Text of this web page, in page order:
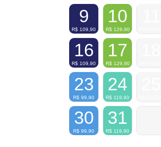
9
R$ 109,90
10
R$ 129,90
16
R$ 109,90
17
R$ 129,90
23
R$ 99,90
24
R$ 119,90
30
R$ 99,90
31
R$ 119,90